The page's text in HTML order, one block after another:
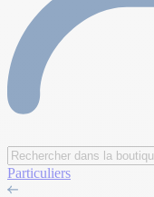
Particuliers